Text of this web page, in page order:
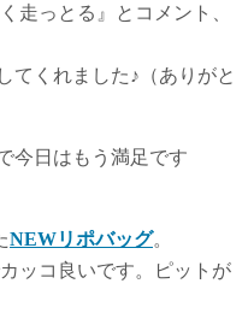
走っとる』とコメント、
てくれました♪（ありがと
今日はもう満足です
NEWリポバッグ。
ッコ良いです。ピットが